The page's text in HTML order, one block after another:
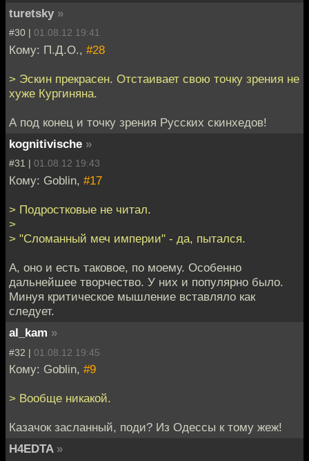
turetsky »
#30 | 01.08.12 19:41
Кому: П.Д.О., #28
> Эскин прекрасен. Отстаивает свою точку зрения не
хуже Кургиняна.
А под конец и точку зрения Русских скинхедов!
kognitivische »
#31 | 01.08.12 19:43
Кому: Goblin, #17
> Подростковые не читал.
>
> "Сломанный меч империи" - да, пытался.
А, оно и есть таковое, по моему. Особенно
дальнейшее творчество. У них и популярно было.
Минуя критическое мышление вставляло как
следует.
al_kam »
#32 | 01.08.12 19:45
Кому: Goblin, #9
> Вообще никакой.
Казачок засланный, поди? Из Одессы к тому жеж!
H4EDTA »